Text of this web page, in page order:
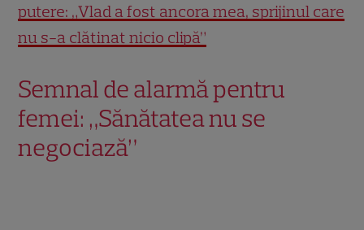
putere: „Vlad a fost ancora mea, sprijinul care
nu s-a clătinat nicio clipă”
Semnal de alarmă pentru
femei: „Sănătatea nu se
negociază”